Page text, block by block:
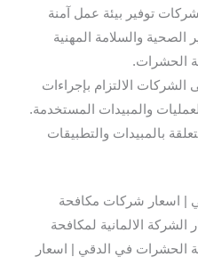
توفير بيئة عمل آمنة
الصحية والسلامة المهنية
الحشرات.
الشركات الالتزام بإجراءات
والمبيدات المستخدمة.
بالمبيدات والتطبيقات
| اسعار شركات مكافحة
الالمانية لمكافحة
الحشرات في الدقي | اسعار